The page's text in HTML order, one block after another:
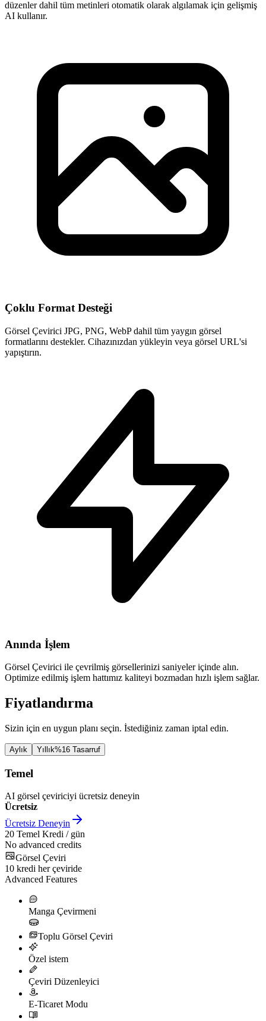
düzenler dahil tüm metinleri otomatik olarak algılamak için gelişmiş
AI kullanır.
Çoklu Format Desteği
Görsel Çevirici JPG, PNG, WebP dahil tüm yaygın görsel
formatlarını destekler. Cihazınızdan yükleyin veya görsel URL'si
yapıştırın.
Anında İşlem
Görsel Çevirici ile çevrilmiş görsellerinizi saniyeler içinde alın.
Optimize edilmiş işlem hattımız kaliteyi bozmadan hızlı işlem sağlar.
Fiyatlandırma
Sizin için en uygun planı seçin. İstediğiniz zaman iptal edin.
Aylık Yıllık%16 Tasarruf
Temel
AI görsel çeviriciyi ücretsiz deneyin
Ücretsiz
Ücretsiz Deneyin
20 Temel Kredi / gün
No advanced credits
Görsel Çeviri
10 kredi her çeviride
Advanced Features
Manga Çevirmeni
Toplu Görsel Çeviri
Özel istem
Çeviri Düzenleyici
E-Ticaret Modu